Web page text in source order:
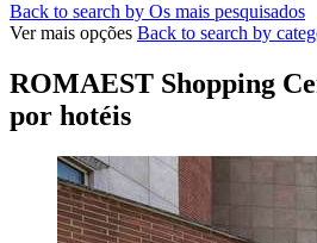
Back to search by Os mais pesquisados
Ver mais opções Back to search by
ROMAEST Shopping
por hotéis